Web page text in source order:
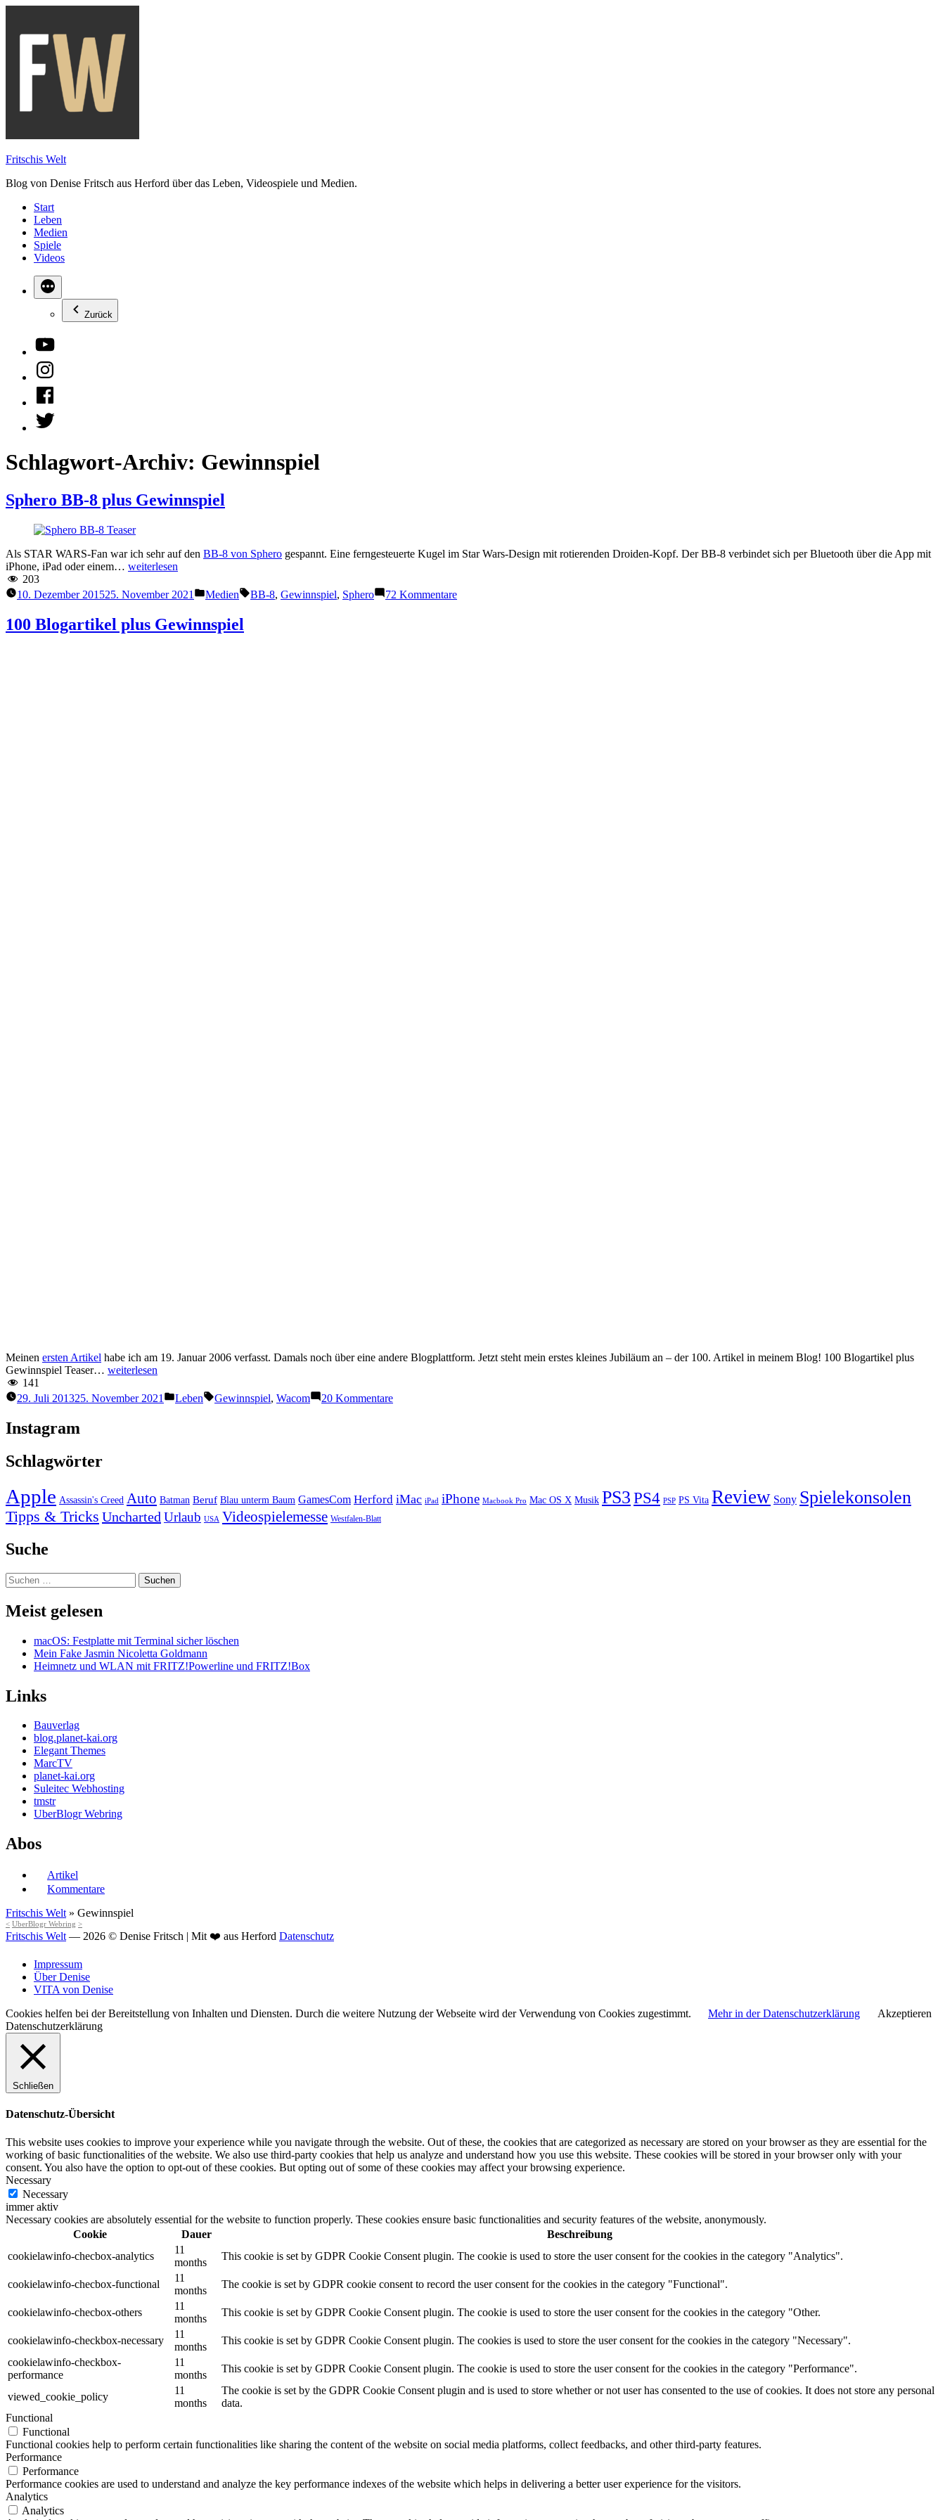
springen
Fritschis Welt
Blog von Denise Fritsch aus Herford über das Leben, Videospiele und Medien.
Start
Leben
Medien
Spiele
Videos
Zurück
YouTube
Instagram
Facebook
Twitter
Schlagwort-Archiv: Gewinnspiel
Sphero BB-8 plus Gewinnspiel
Als STAR WARS-Fan war ich sehr auf den BB-8 von Sphero gespannt. Eine ferngesteuerte Kugel im Star Wars-Design mit rotierenden Droiden-Kopf. Der BB-8 verbindet sich per Bluetooth über die App mit
iPhone, iPad oder einem… weiterlesen
8
plus
Gewinnspiel”
203
10. Dezember 201525. November 2021
Veröffentlicht
Medien Schlagwörter:
BB-8, Gewinnspiel, Sphero 72 Kommentarezu
100 Blogartikel plus Gewinnspiel
Meinen ersten Artikel habe ich am 19. Januar 2006 verfasst. Damals noch über eine andere Blogplattform. Jetzt steht mein erstes kleines Jubiläum an – der 100. Artikel in meinem Blog! 100 Blogartikel plus
Gewinnspiel Teaser… weiterlesen
plus
Gewinnspiel”
141
29. Juli 201325. November 2021
Veröffentlicht
Leben Schlagwörter:
Gewinnspiel, Wacom 20 Kommentarezu
Instagram
Schlagwörter
Apple Assassin's Creed Auto Batman Beruf Blau unterm Baum GamesCom Herford iMac iPad iPhone Macbook Pro Mac OS X Musik PS3PS4 PSP PS Vita Review Sony Spielekonsolen
Tipps & Tricks Uncharted Urlaub USA Videospielemesse Westfalen-Blatt
Suche
Suchen
nach:
Meist gelesen
macOS: Festplatte mit Terminal sicher löschen
Mein Fake Jasmin Nicoletta Goldmann
Heimnetz und WLAN mit FRITZ!Powerline und FRITZ!Box
Links
Bauverlag
blog.planet-kai.org
Elegant Themes
MarcTV
planet-kai.org
Suleitec Webhosting
tmstr
UberBlogr Webring
Abos
Artikel
Kommentare
Fritschis Welt » Gewinnspiel
< UberBlogr Webring >
Fritschis Welt — 2026 © Denise Fritsch | Mit ❤️ aus Herford Datenschutz
Impressum
Über Denise
VITA von Denise
Cookies helfen bei der Bereitstellung von Inhalten und Diensten. Durch die weitere Nutzung der Webseite wird der Verwendung von Cookies zugestimmt.
Mehr in der Datenschutzerklärung
Akzeptieren
Datenschutzerklärung
Schließen
Datenschutz-Übersicht
This website uses cookies to improve your experience while you navigate through the website. Out of these, the cookies that are categorized as necessary are stored on your browser as they are essential for the
working of basic functionalities of the website. We also use third-party cookies that help us analyze and understand how you use this website. These cookies will be stored in your browser only with your
consent. You also have the option to opt-out of these cookies. But opting out of some of these cookies may affect your browsing experience.
Necessary
Necessary
immer aktiv
Necessary cookies are absolutely essential for the website to function properly. These cookies ensure basic functionalities and security features of the website, anonymously.
Cookie
Dauer
Beschreibung
cookielawinfo-checbox-analytics
11
months
This cookie is set by GDPR Cookie Consent plugin. The cookie is used to store the user consent for the cookies in the category "Analytics".
cookielawinfo-checbox-functional
11
months
The cookie is set by GDPR cookie consent to record the user consent for the cookies in the category "Functional".
cookielawinfo-checbox-others
11
months
This cookie is set by GDPR Cookie Consent plugin. The cookie is used to store the user consent for the cookies in the category "Other.
cookielawinfo-checkbox-necessary
11
months
This cookie is set by GDPR Cookie Consent plugin. The cookies is used to store the user consent for the cookies in the category "Necessary".
cookielawinfo-checkbox-
performance
11
months
This cookie is set by GDPR Cookie Consent plugin. The cookie is used to store the user consent for the cookies in the category "Performance".
viewed_cookie_policy
11
months
The cookie is set by the GDPR Cookie Consent plugin and is used to store whether or not user has consented to the use of cookies. It does not store any personal
data.
Functional
Functional
Functional cookies help to perform certain functionalities like sharing the content of the website on social media platforms, collect feedbacks, and other third-party features.
Performance
Performance
Performance cookies are used to understand and analyze the key performance indexes of the website which helps in delivering a better user experience for the visitors.
Analytics
Analytics